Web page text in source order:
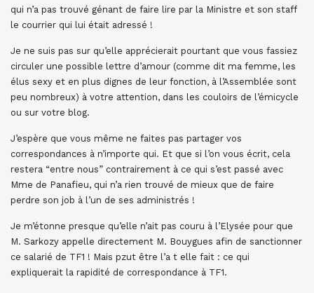
qui n’a pas trouvé génant de faire lire par la Ministre et son staff
le courrier qui lui était adressé !
Je ne suis pas sur qu’elle apprécierait pourtant que vous fassiez
circuler une possible lettre d’amour (comme dit ma femme, les
élus sexy et en plus dignes de leur fonction, à l’Assemblée sont
peu nombreux) à votre attention, dans les couloirs de l’émicycle
ou sur votre blog.
J’espère que vous même ne faites pas partager vos
correspondances à n’importe qui. Et que si l’on vous écrit, cela
restera “entre nous” contrairement à ce qui s’est passé avec
Mme de Panafieu, qui n’a rien trouvé de mieux que de faire
perdre son job à l’un de ses administrés !
Je m’étonne presque qu’elle n’ait pas couru à l’Elysée pour que
M. Sarkozy appelle directement M. Bouygues afin de sanctionner
ce salarié de TF1 ! Mais pzut être l’a t elle fait : ce qui
expliquerait la rapidité de correspondance à TF1.